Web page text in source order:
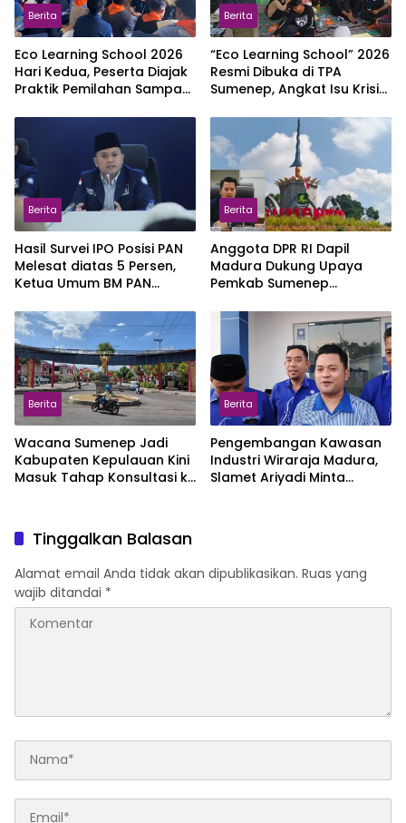
Berita
Eco Learning School 2026
Hari Kedua, Peserta Diajak
Praktik Pemilahan Sampah
Berita
“Eco Learning School” 2026
Resmi Dibuka di TPA
Sumenep, Angkat Isu Krisis
Berita
Hasil Survei IPO Posisi PAN
Melesat diatas 5 Persen,
Ketua Umum BM PAN
Masyarakat Indonesia
Berita
Anggota DPR RI Dapil
Madura Dukung Upaya
Pemkab Sumenep
Kabupaten Kepulauan
Berita
Wacana Sumenep Jadi
Kabupaten Kepulauan Kini
Masuk Tahap Konsultasi ke
Berita
Pengembangan Kawasan
Industri Wiraraja Madura,
Slamet Ariyadi Minta
Tinggalkan Balasan
Alamat email Anda tidak akan dipublikasikan. Ruas yang
wajib ditandai *